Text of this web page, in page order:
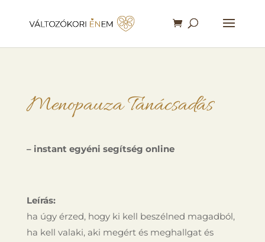
Menopauza Tanácsadás
– instant egyéni segítség online
Leírás:
ha úgy érzed, hogy ki kell beszélned magadból,
ha kell valaki, aki megért és meghallgat és